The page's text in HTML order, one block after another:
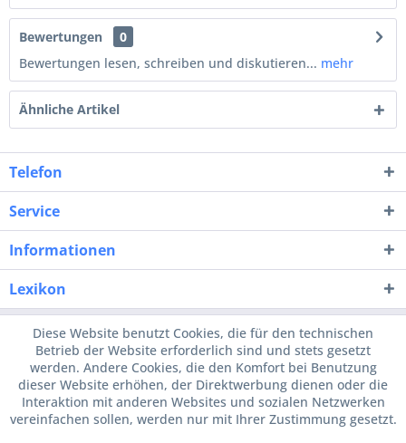
Bewertungen
0
Bewertungen lesen, schreiben und diskutieren... mehr
Ähnliche Artikel
Telefon
Service
Informationen
Lexikon
Diese Website benutzt Cookies, die für den technischen
Betrieb der Website erforderlich sind und stets gesetzt
werden. Andere Cookies, die den Komfort bei Benutzung
dieser Website erhöhen, der Direktwerbung dienen oder die
Interaktion mit anderen Websites und sozialen Netzwerken
vereinfachen sollen, werden nur mit Ihrer Zustimmung gesetzt.